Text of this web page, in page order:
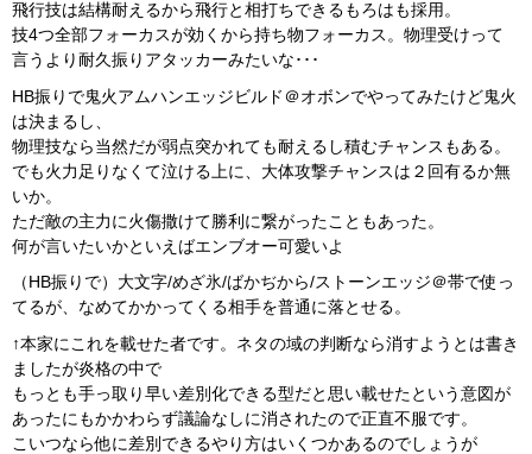
飛行技は結構耐えるから飛行と相打ちできるもろはも採用。
技4つ全部フォーカスが効くから持ち物フォーカス。物理受けって
言うより耐久振りアタッカーみたいな･･･
HB振りで鬼火アムハンエッジビルド＠オボンでやってみたけど鬼火
は決まるし、
物理技なら当然だが弱点突かれても耐えるし積むチャンスもある。
でも火力足りなくて泣ける上に、大体攻撃チャンスは２回有るか無
いか。
ただ敵の主力に火傷撒けて勝利に繋がったこともあった。
何が言いたいかといえばエンブオー可愛いよ
（HB振りで）大文字/めざ氷/ばかぢから/ストーンエッジ＠帯で使っ
てるが、なめてかかってくる相手を普通に落とせる。
↑本家にこれを載せた者です。ネタの域の判断なら消すようとは書き
ましたが炎格の中で
もっとも手っ取り早い差別化できる型だと思い載せたという意図が
あったにもかかわらず議論なしに消されたので正直不服です。
こいつなら他に差別できるやり方はいくつかあるのでしょうが